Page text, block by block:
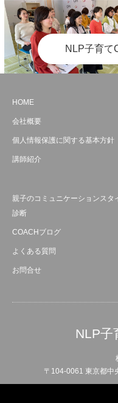
NLP子育
HOME
会社概要
個人情報保護に関する基本方針
講師紹介
親子のコミュニケーションスタ
診断
COACHブログ
よくある質問
お問合せ
NLP
〒104-0061 東京都中